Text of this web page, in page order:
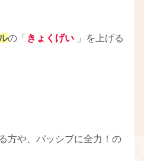
の「 きょくげい 」を上げる
方や、パッシブに全力！の